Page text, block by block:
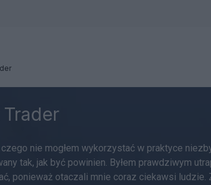
czego nie mogłem wykorzystać w praktyce
tak, jak być powinien. Byłem prawdziwym
ponieważ otaczali mnie coraz ciekawsi